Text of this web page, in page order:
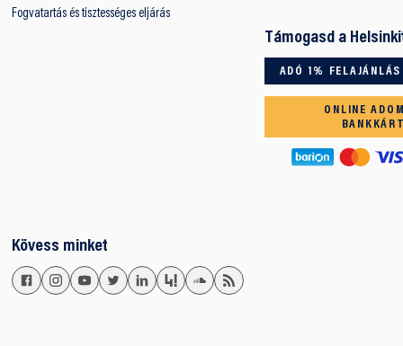
Fogvatartás és tisztességes eljárás
Támogasd a
ADÓ 1% FELAJÁNLÁS
ONLINE
Kövess minket